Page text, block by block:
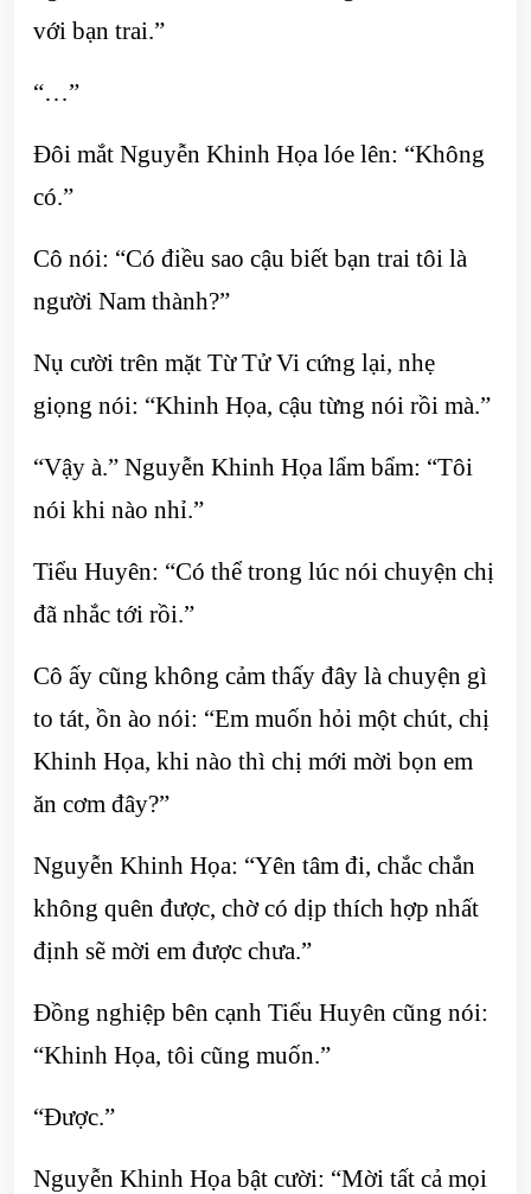
với bạn trai.”
“…”
Đôi mắt Nguyễn Khinh Họa lóe lên: “Không
có.”
Cô nói: “Có điều sao cậu biết bạn trai tôi là
người Nam thành?”
Nụ cười trên mặt Từ Tử Vi cứng lại, nhẹ
giọng nói: “Khinh Họa, cậu từng nói rồi mà.”
“Vậy à.” Nguyễn Khinh Họa lẩm bẩm: “Tôi
nói khi nào nhỉ.”
Tiểu Huyên: “Có thể trong lúc nói chuyện chị
đã nhắc tới rồi.”
Cô ấy cũng không cảm thấy đây là chuyện gì
to tát, ồn ào nói: “Em muốn hỏi một chút, chị
Khinh Họa, khi nào thì chị mới mời bọn em
ăn cơm đây?”
Nguyễn Khinh Họa: “Yên tâm đi, chắc chắn
không quên được, chờ có dịp thích hợp nhất
định sẽ mời em được chưa.”
Đồng nghiệp bên cạnh Tiểu Huyên cũng nói:
“Khinh Họa, tôi cũng muốn.”
“Được.”
Nguyễn Khinh Họa bật cười: “Mời tất cả mọi